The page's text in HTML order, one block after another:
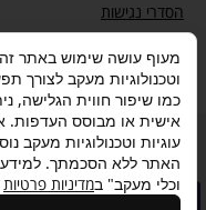
הסדרי נגישות
מדיניות פרטיות–תנאי
וטכנולוגיות מעקב לצורך
כמו שיפור חווית הגלישה,
אישית או מבוסס העדפות.
עוגיות וטכנולוגיות מעקב
האתר ללא הסכמתך. למידע
וכלי מעקב" במדיניות פרטיות